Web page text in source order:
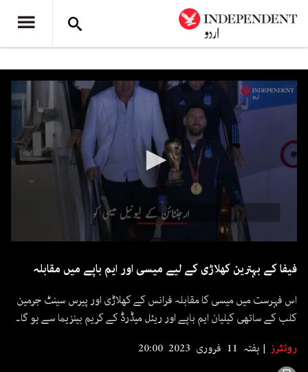
فیفا کے بہترین کھلاڑی کے لیے میسی اور ایم باپے میں مقابلہ
اس فہرست میں میسی کا مقابلہ فرانس کے کھلاڑی اور پیرس سینٹ جرمین
کلب کے ساتھی کیلیان ایم باپے اور ریئل میڈرڈ کے کریم بینزیما سے ہو گا۔
روئٹرز
ہفتہ 11 فروری 2023 20:00